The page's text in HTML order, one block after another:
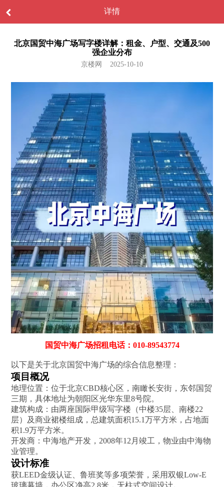
详情
北京国贸中海广场写字楼详解：租金、户型、交通及500
强企业分布
京楼网 2025-10-10
国贸中海广场招租电话：010-89543774
以下是关于北京国贸中海广场的综合信息整理：
项目概况
地理位置‌：位于北京CBD核心区，南瞰长安街，东邻国贸
三期，具体地址为朝阳区光华东里8号院。
建筑构成‌：由两座国际甲级写字楼（中楼35层、南楼22
层）及商业裙楼组成，总建筑面积15.1万平方米，占地面
积1.9万平方米。
开发商‌：中海地产开发，2008年12月竣工，物业由中海物
业管理。
设计标准‌
获LEED金级认证、鲁班奖等多项荣誉，采用双银Low-E